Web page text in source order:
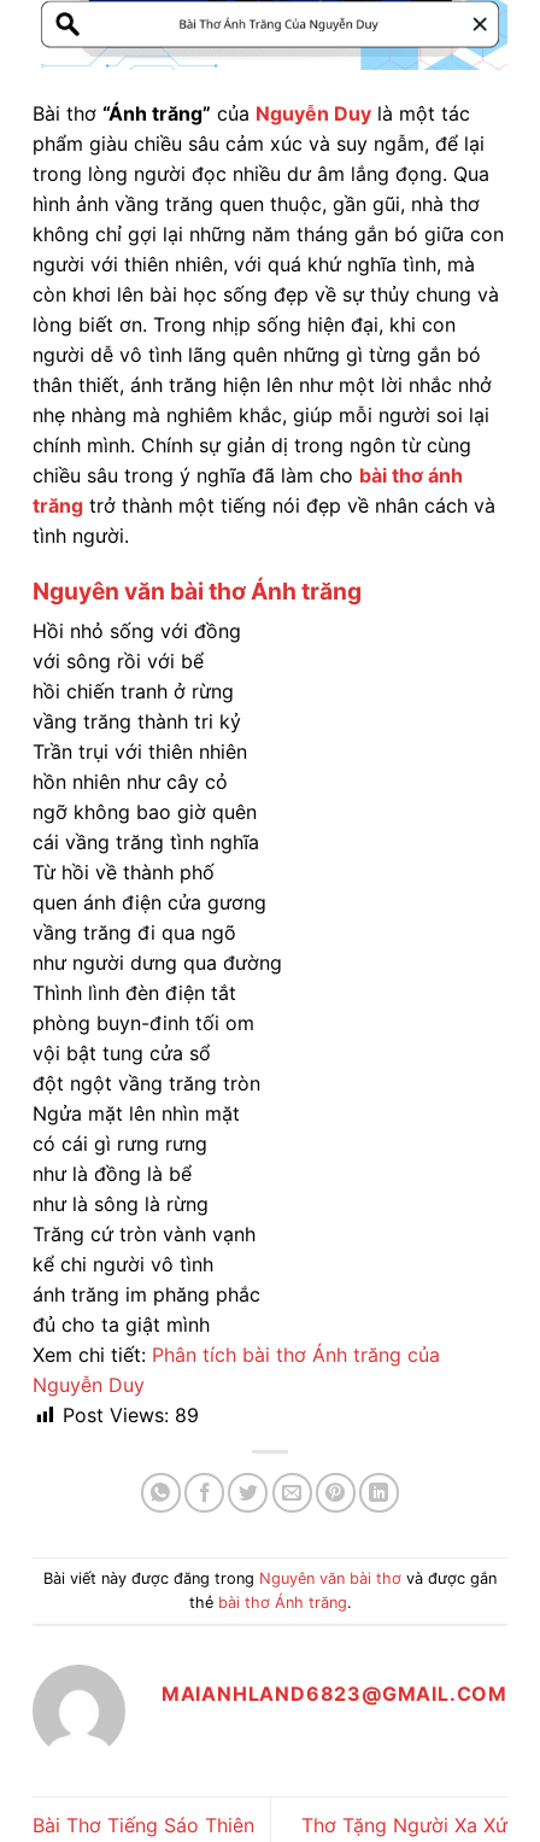
Bài thơ “Ánh trăng” của Nguyễn Duy là một tác
phẩm giàu chiều sâu cảm xúc và suy ngẫm, để lại
trong lòng người đọc nhiều dư âm lắng đọng. Qua
hình ảnh vầng trăng quen thuộc, gần gũi, nhà thơ
không chỉ gợi lại những năm tháng gắn bó giữa con
người với thiên nhiên, với quá khứ nghĩa tình, mà
còn khơi lên bài học sống đẹp về sự thủy chung và
lòng biết ơn. Trong nhịp sống hiện đại, khi con
người dễ vô tình lãng quên những gì từng gắn bó
thân thiết, ánh trăng hiện lên như một lời nhắc nhở
nhẹ nhàng mà nghiêm khắc, giúp mỗi người soi lại
chính mình. Chính sự giản dị trong ngôn từ cùng
chiều sâu trong ý nghĩa đã làm cho bài thơ ánh
trăng trở thành một tiếng nói đẹp về nhân cách và
tình người.
Nguyên văn bài thơ Ánh trăng
Hồi nhỏ sống với đồng
với sông rồi với bể
hồi chiến tranh ở rừng
vầng trăng thành tri kỷ
Trần trụi với thiên nhiên
hồn nhiên như cây cỏ
ngỡ không bao giờ quên
cái vầng trăng tình nghĩa
Từ hồi về thành phố
quen ánh điện cửa gương
vầng trăng đi qua ngõ
như người dưng qua đường
Thình lình đèn điện tắt
phòng buyn-đinh tối om
vội bật tung cửa sổ
đột ngột vầng trăng tròn
Ngửa mặt lên nhìn mặt
có cái gì rưng rưng
như là đồng là bể
như là sông là rừng
Trăng cứ tròn vành vạnh
kể chi người vô tình
ánh trăng im phăng phắc
đủ cho ta giật mình
Xem chi tiết: Phân tích bài thơ Ánh trăng của
Nguyễn Duy
Post Views: 89
Bài viết này được đăng trong Nguyên văn bài thơ và được gắn
thẻ bài thơ Ánh trăng.
MAIANHLAND6823@GMAIL.COM
Bài Thơ Tiếng Sáo Thiên
Thơ Tặng Người Xa Xứ